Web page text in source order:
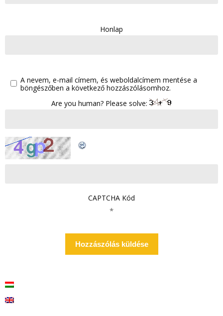
Honlap
A nevem, e-mail címem, és weboldalcímem mentése a
böngészőben a következő hozzászólásomhoz.
Are you human? Please solve:
CAPTCHA Kód
*